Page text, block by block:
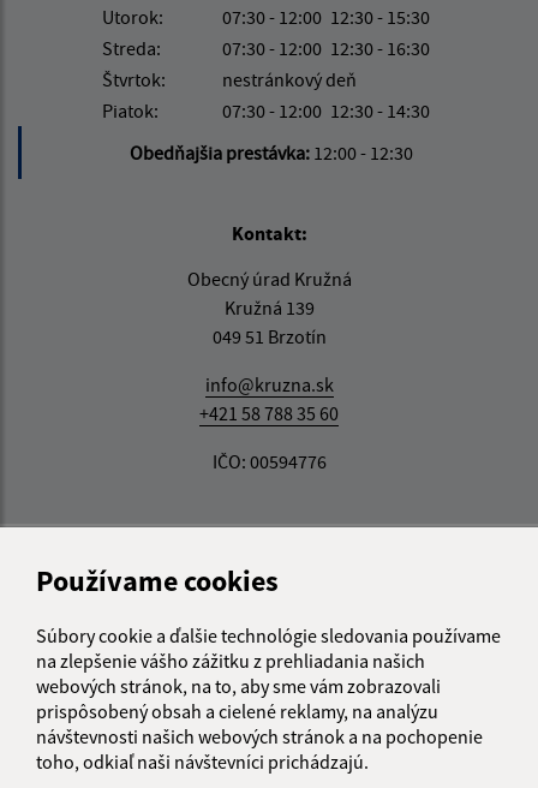
Používame cookies
Súbory cookie a ďalšie technológie sledovania používame
na zlepšenie vášho zážitku z prehliadania našich
webových stránok, na to, aby sme vám zobrazovali
prispôsobený obsah a cielené reklamy, na analýzu
návštevnosti našich webových stránok a na pochopenie
toho, odkiaľ naši návštevníci prichádzajú.
Utorok:
07:30 - 12:00 12:30 - 15:30
Streda:
07:30 - 12:00 12:30 - 16:30
Štvrtok:
nestránkový deň
Piatok:
07:30 - 12:00 12:30 - 14:30
Obedňajšia prestávka: 12:00 - 12:30
Kontakt:
Obecný úrad Kružná
Kružná 139
049 51 Brzotín
info@kruzna.sk
+421 58 788 35 60
IČO: 00594776